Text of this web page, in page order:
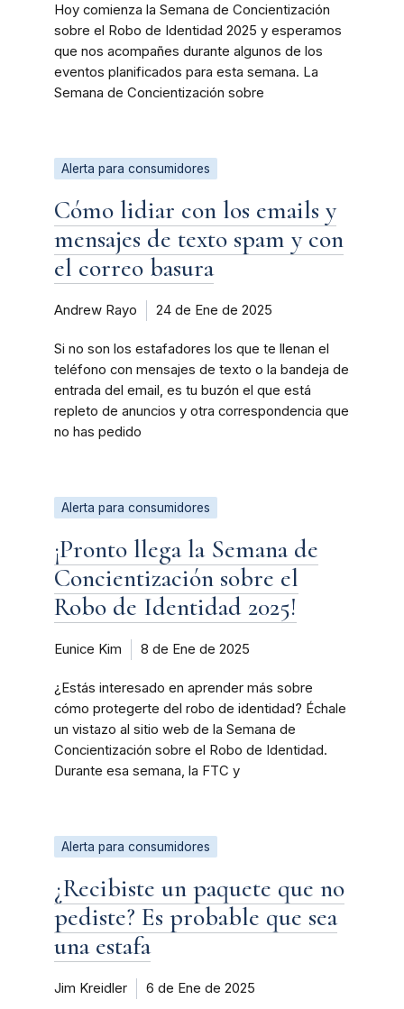
Hoy comienza la Semana de Concientización
sobre el Robo de Identidad 2025 y esperamos
que nos acompañes durante algunos de los
eventos planificados para esta semana. La
Semana de Concientización sobre
Alerta para consumidores
Cómo lidiar con los emails y
mensajes de texto spam y con
el correo basura
Andrew Rayo 24 de Ene de 2025
Si no son los estafadores los que te llenan el
teléfono con mensajes de texto o la bandeja de
entrada del email, es tu buzón el que está
repleto de anuncios y otra correspondencia que
no has pedido
Alerta para consumidores
¡Pronto llega la Semana de
Concientización sobre el
Robo de Identidad 2025!
Eunice Kim 8 de Ene de 2025
¿Estás interesado en aprender más sobre
cómo protegerte del robo de identidad? Échale
un vistazo al sitio web de la Semana de
Concientización sobre el Robo de Identidad.
Durante esa semana, la FTC y
Alerta para consumidores
¿Recibiste un paquete que no
pediste? Es probable que sea
una estafa
Jim Kreidler 6 de Ene de 2025